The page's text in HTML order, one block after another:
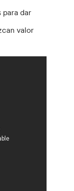
para dar
valor